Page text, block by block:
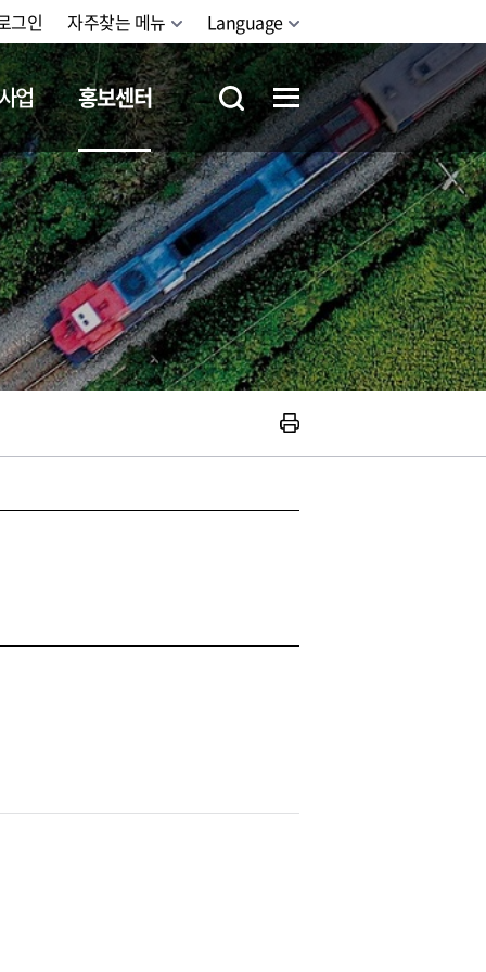
그인 자주찾는 메뉴 Language
업 홍보센터
철도체험